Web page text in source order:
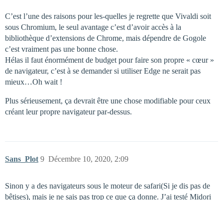
C’est l’une des raisons pour les-quelles je regrette que Vivaldi soit
sous Chromium, le seul avantage c’est d’avoir accès à la
bibliothèque d’extensions de Chrome, mais dépendre de Gogole
c’est vraiment pas une bonne chose.
Hélas il faut énormément de budget pour faire son propre « cœur »
de navigateur, c’est à se demander si utiliser Edge ne serait pas
mieux…Oh wait !
Plus sérieusement, ça devrait être une chose modifiable pour ceux
créant leur propre navigateur par-dessus.
Sans_Plot Décembre 10, 2020, 2:09
9
Sinon y a des navigateurs sous le moteur de safari(Si je dis pas de
bêtises), mais je ne sais pas trop ce que ça donne. J’ai testé Midori